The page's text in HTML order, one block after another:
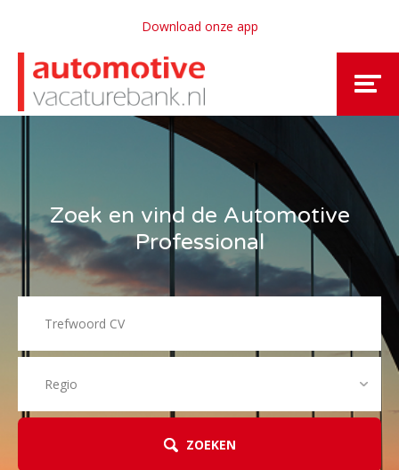
Download onze app
Zoek en vind de Automotive
Professional
ZOEKEN